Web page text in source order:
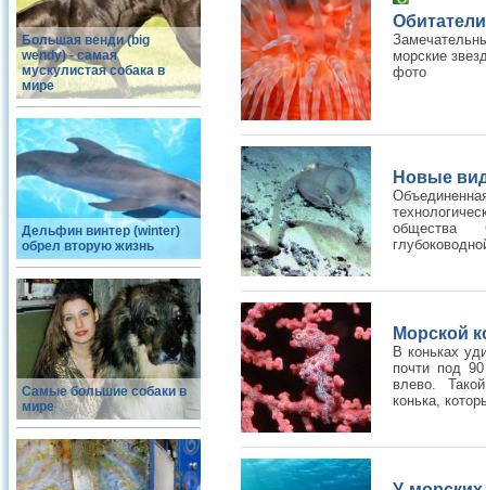
Большая венди (big
wendy) - самая
мускулистая собака в
мире
Дельфин винтер (winter)
обрел вторую жизнь
Самые большие собаки в
мире
морские
фото
Новые
общества
Морской
В коньках
почти под
влево.
конька,